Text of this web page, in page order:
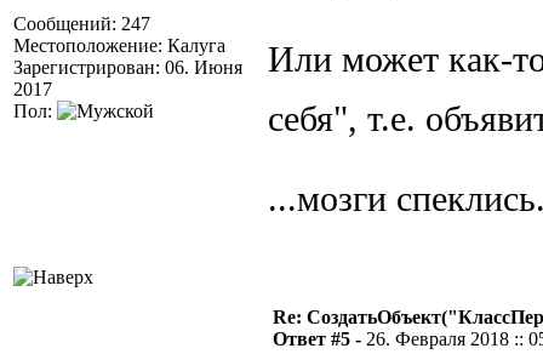
Сообщений: 247
Местоположение: Калуга
Зарегистрирован: 06. Июня
2017
Пол:
Или может как-
себя", т.е.
...мозги
Re:
Ответ #5 - 26. Февраля 2018 ::